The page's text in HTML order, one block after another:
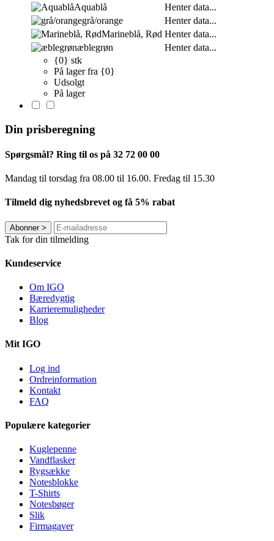
Aquablå
Henter data...
grå/orange
Henter data...
Marineblå, Rød Henter data...
æblegrøn
Henter data...
{0} stk
På lager fra {0}
Udsolgt
På lager
Din prisberegning
Spørgsmål? Ring til os på 32 72 00 00
Mandag til torsdag fra 08.00 til 16.00. Fredag ​​til 15.30
Tilmeld dig nyhedsbrevet og få 5% rabat
Abonner>
Tak for din tilmelding
Kundeservice
Om IGO
Bæredygtig
Karrieremuligheder
Blog
Mit IGO
Log ind
Ordreinformation
Kontakt
FAQ
Populære kategorier
Kuglepenne
Vandflasker
Rygsække
Notesblokke
T-Shirts
Notesbøger
Slik
Firmagaver